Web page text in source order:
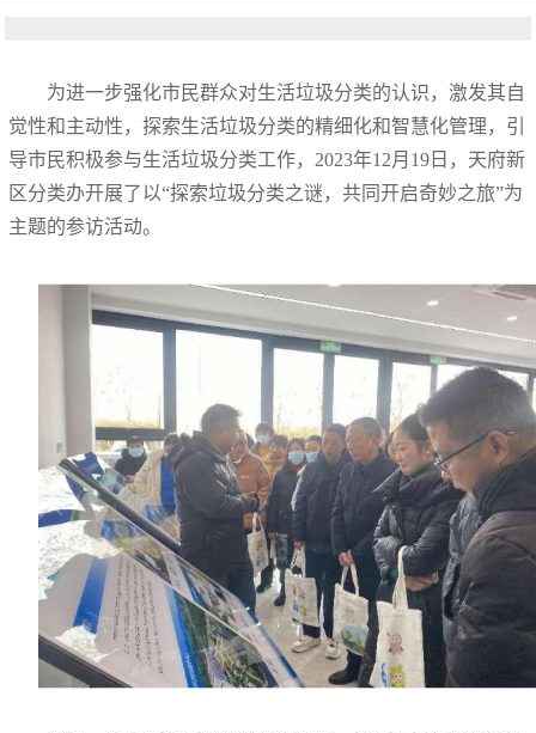
为进一步强化市民群众对生活垃圾分类的认识，激发其自
觉性和主动性，探索生活垃圾分类的精细化和智慧化管理，引
导市民积极参与生活垃圾分类工作，2023年12月19日，天府新
区分类办开展了以“探索垃圾分类之谜，共同开启奇妙之旅”为
主题的参访活动。